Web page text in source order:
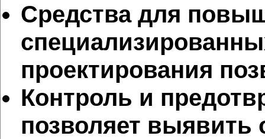
Средства для
проектирования
Контроль и
позволяет выявить